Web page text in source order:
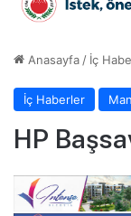
Anasayfa / İç
İç Haberler
HP